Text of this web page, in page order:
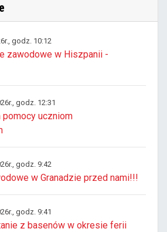
godz. 10:12
zawodowe w Hiszpanii -
godz. 12:31
pomocy uczniom
godz. 9:42
w Granadzie przed nami!!!
godz. 9:41
z basenów w okresie ferii